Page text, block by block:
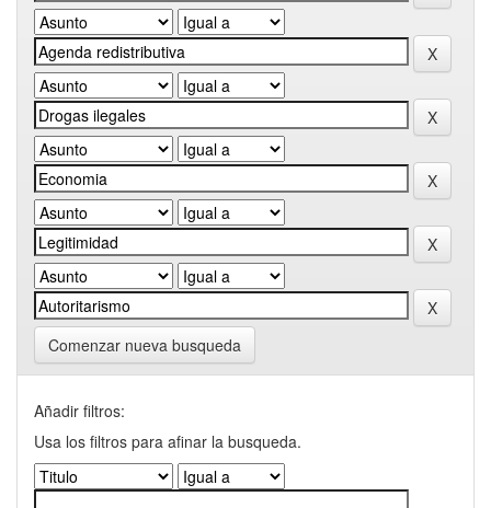
Comenzar nueva busqueda
Añadir filtros:
Usa los filtros para afinar la busqueda.